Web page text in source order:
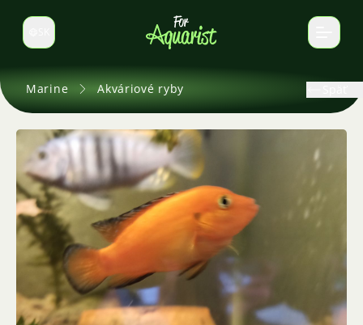
Prepnúť jazyk
Marine Akváriové ryby